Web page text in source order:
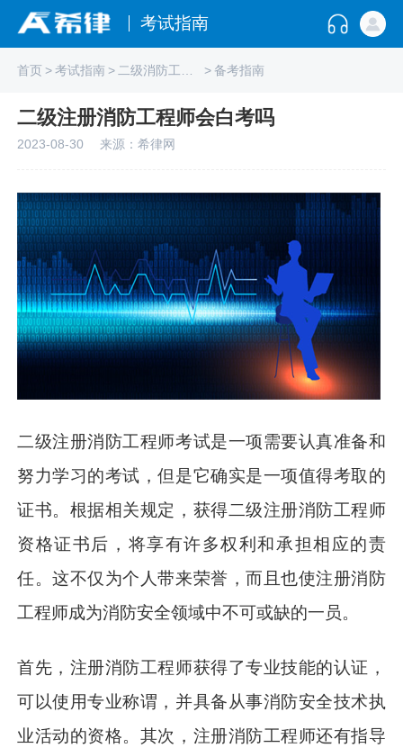
考试指南
首页>考试指南> > 备考指南
二级注册消防工程师会白考吗
2023-08-30 来源：希律网
二级注册消防工程师考试是一项需要认真准备和
努力学习的考试，但是它确实是一项值得考取的
证书。根据相关规定，获得二级注册消防工程师
资格证书后，将享有许多权利和承担相应的责
任。这不仅为个人带来荣誉，而且也使注册消防
工程师成为消防安全领域中不可或缺的一员。
首先，注册消防工程师获得了专业技能的认证，
可以使用专业称谓，并具备从事消防安全技术执
业活动的资格。其次，注册消防工程师还有指导